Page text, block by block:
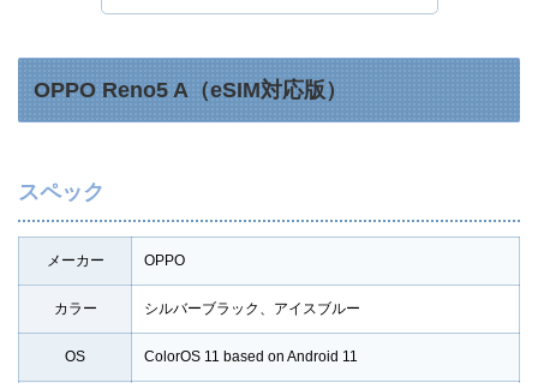
OPPO Reno5 A（eSIM対応版）
スペック
メーカー OPPO
カラー シルバーブラック、アイスブルー
OS ColorOS 11 based on Android 11